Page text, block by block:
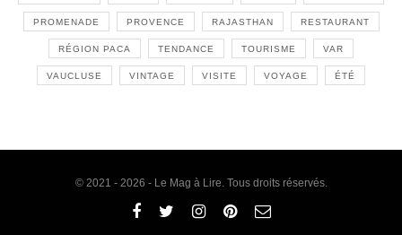
PROMENADE PROVENCE RAJASTHAN RESTAURANT
RÉGION PACA TENDANCE TOURISME VAR
VAUCLUSE VINTAGE VISITE VOYAGE ÉTÉ
© 2021 - 2026 - Le Mag à Lire. Tous droits réservés.